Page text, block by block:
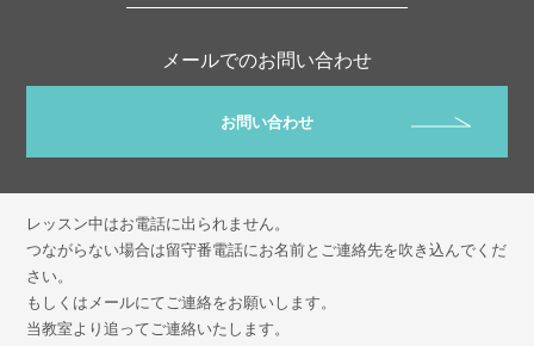
メールでのお問い合わせ
お問い合わせ
レッスン中はお電話に出られません。
つながらない場合は留守番電話にお名前とご連絡先を吹き込んでくだ
さい。
もしくはメールにてご連絡をお願いします。
当教室より追ってご連絡いたします。